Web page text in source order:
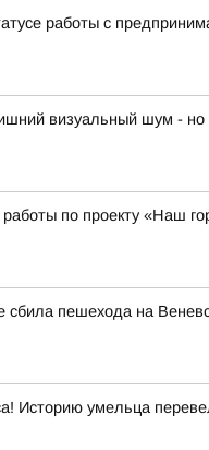
работы с
визуальный шум - но
по проекту «Наш
сбила пешехода на
Историю умельца